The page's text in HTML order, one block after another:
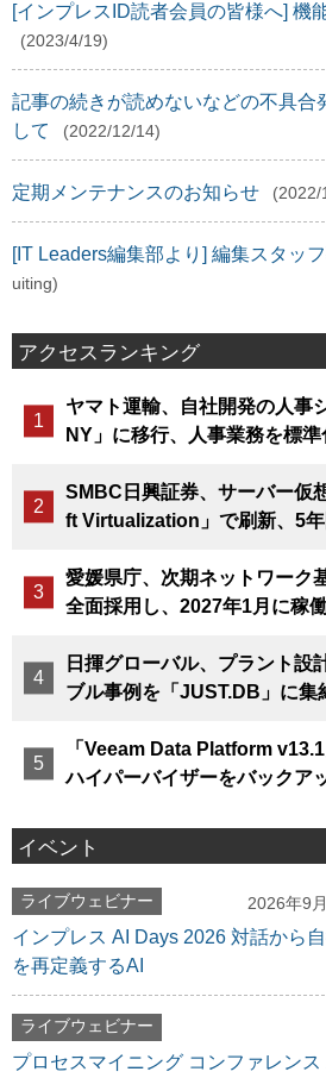
[インプレスID読者会員の皆様へ] 機
(2023/4/19)
記事の続きが読めないなどの不具合
して
(2022/12/14)
定期メンテナンスのお知らせ (2022/
[IT Leaders編集部より] 編集スタッ
uiting)
アクセスランキング
ヤマト運輸、自社開発の人事
NY」に移行、人事業務を標
SMBC日興証券、サーバー仮
ft Virtualization」で刷新、5
愛媛県庁、次期ネットワーク
全面採用し、2027年1月に稼
日揮グローバル、プラント設
ブル事例を「JUST.DB」に集
「Veeam Data Platform
ハイパーバイザーをバックア
イベント
ライブウェビナー 2026年9
インプレス AI Days 2026 対話から
を再定義するAI
ライブウェビナー
プロセスマイニング コンファレンス